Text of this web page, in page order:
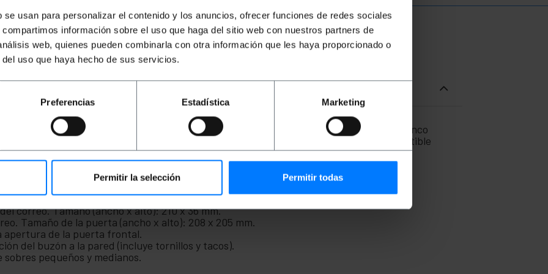
usan para personalizar el contenido y los anuncios, ofrecer funciones de redes sociales
información sobre el uso que haga del sitio web con nuestros partners de
web, quienes pueden combinarla con otra información que les haya proporcionado o
uso que haya hecho de sus servicios.
Preferencias Estadística Marketing
Permitir la selección Permitir todas
correspondencia, etc. Fabricado en acero de primera calidad, pintado de color blanco
en el jardín, en la puerta de la casa o la oficina. Dispone de ranura y de puerta abatible
decoración en la entrada del jardín, el hogar, un apartamento, etc.
en acero y pintado de color blanco (marfil).
24 x 12 x 31 cm.
correo. Tamaño (ancho x alto): 210 x 36 mm.
Tamaño de la puerta (ancho x alto): 208 x 205 mm.
apertura de la puerta frontal.
del buzón a la pared (incluye tornillos y tacos).
pequeños y medianos.